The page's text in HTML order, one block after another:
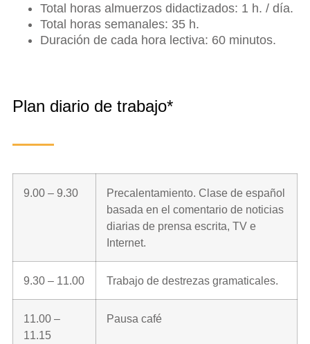
Total horas almuerzos didactizados: 1 h. / día.
Total horas semanales: 35 h.
Duración de cada hora lectiva: 60 minutos.
Plan diario de trabajo*
9.00 – 9.30
Precalentamiento. Clase de español
basada en el comentario de noticias
diarias de prensa escrita, TV e
Internet.
9.30 – 11.00 Trabajo de destrezas gramaticales.
11.00 –
11.15
Pausa café